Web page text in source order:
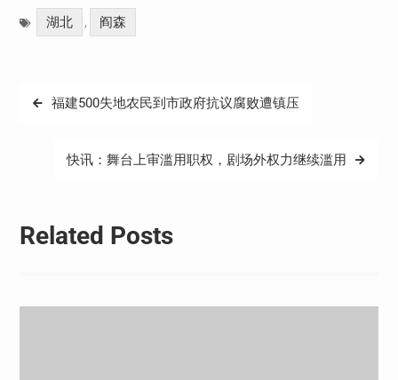
湖北 , 阎森
文
福建500失地农民到市政府抗议腐败遭镇压
快讯：舞台上审滥用职权，剧场外权力继续滥用
Related Posts